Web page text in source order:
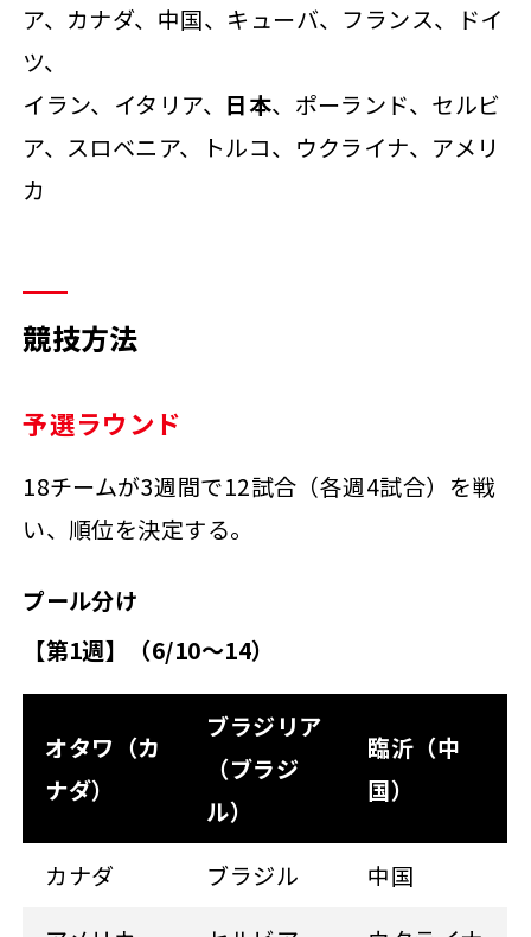
ア、カナダ、中国、キューバ、フランス、ドイ
ツ、
イラン、イタリア、 日本、ポーランド、セルビ
ア、スロベニア、トルコ、ウクライナ、アメリ
カ
競技方法
予選ラウンド
18チームが3週間で12試合（各週4試合）を戦
い、順位を決定する。
プール分け
【第1週】（6/10～14）
オタワ（カ
ナダ）
ブラジリア
（ブラジ
ル）
臨沂（中
国）
カナダ ブラジル
中国